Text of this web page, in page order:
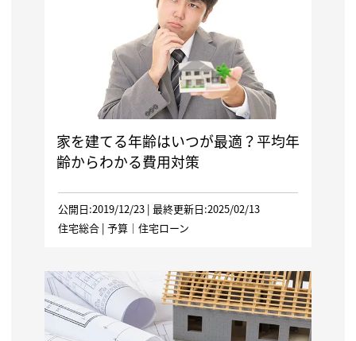
家を建てる年齢はいつが最適？平均年
齢からわかる費用対策
公開日:2019/12/23 | 最終更新日:2025/02/13
住宅総合| 予算｜ 住宅ローン